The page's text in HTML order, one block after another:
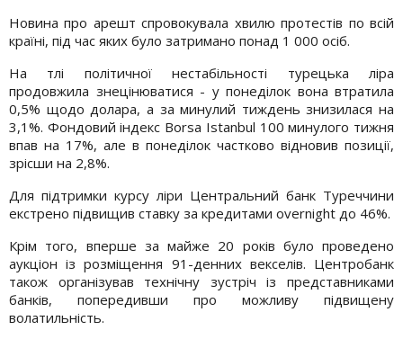
Новина про арешт спровокувала хвилю протестів по всій
країні, під час яких було затримано понад 1 000 осіб.
На тлі політичної нестабільності турецька ліра
продовжила знецінюватися - у понеділок вона втратила
0,5% щодо долара, а за минулий тиждень знизилася на
3,1%. Фондовий індекс Borsa Istanbul 100 минулого тижня
впав на 17%, але в понеділок частково відновив позиції,
зрісши на 2,8%.
Для підтримки курсу ліри Центральний банк Туреччини
екстрено підвищив ставку за кредитами overnight до 46%.
Крім того, вперше за майже 20 років було проведено
аукціон із розміщення 91-денних векселів. Центробанк
також організував технічну зустріч із представниками
банків, попередивши про можливу підвищену
волатильність.